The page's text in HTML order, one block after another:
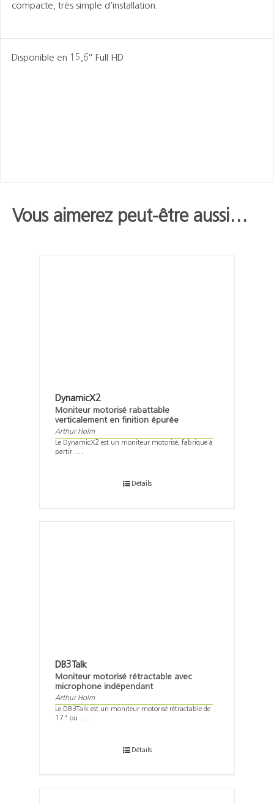
compacte, très simple d’installation.
Disponible en 15,6″ Full HD
Vous aimerez peut-être aussi…
DynamicX2
Moniteur motorisé rabattable
verticalement en finition épurée
Arthur Holm
Le DynamicX2 est un moniteur motorisé, fabriqué à
partir . . .
Détails
DB3Talk
Moniteur motorisé rétractable avec
microphone indépendant
Arthur Holm
Le DB3Talk est un moniteur motorisé rétractable de
17" ou . . .
Détails